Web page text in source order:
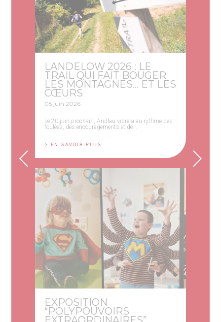
LANDELOW 2026 : LE
TRAIL QUI FAIT BOUGER
LES MONTAGNES… ET LES
CŒURS
05 juin 2026
Le 20 juin prochain, Andlau vibrera au rythme des
foulées, des encouragements et de...
> EN SAVOIR PLUS
EXPOSITION
“POLYPOUVOIRS